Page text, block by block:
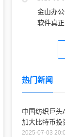
金山办
软件真
热门新闻
中国纺织巨头
加大比特币投
购入1.2万枚
2025-07-03